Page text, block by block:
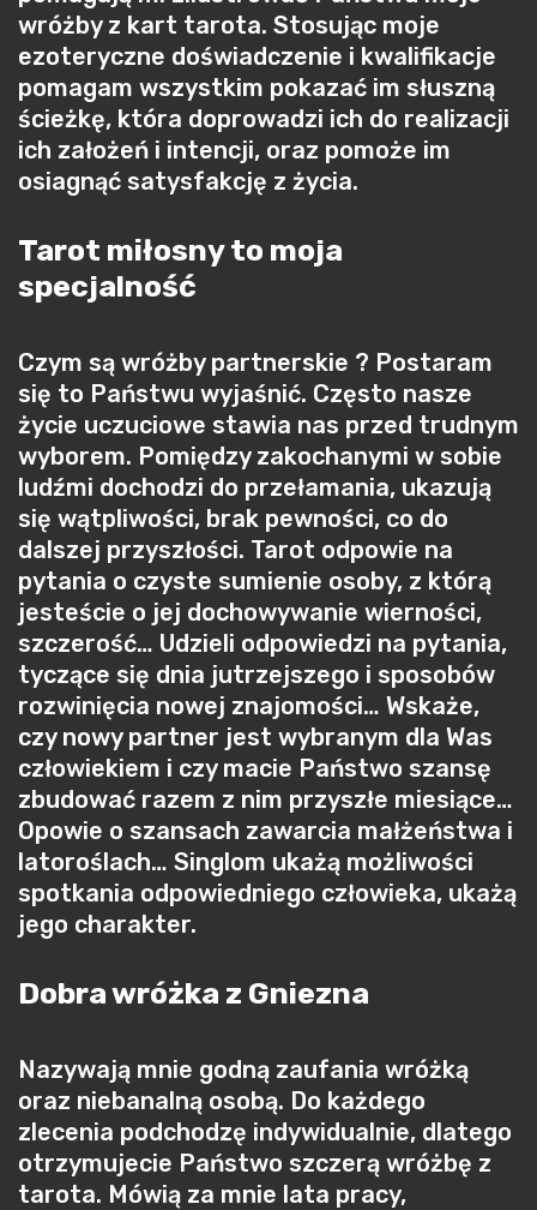
wróżby z kart tarota. Stosując moje
ezoteryczne doświadczenie i kwalifikacje
pomagam wszystkim pokazać im słuszną
ścieżkę, która doprowadzi ich do realizacji
ich założeń i intencji, oraz pomoże im
osiagnąć satysfakcję z życia.
Tarot miłosny to moja
specjalność
Czym są wróżby partnerskie ? Postaram
się to Państwu wyjaśnić. Często nasze
życie uczuciowe stawia nas przed trudnym
wyborem. Pomiędzy zakochanymi w sobie
ludźmi dochodzi do przełamania, ukazują
się wątpliwości, brak pewności, co do
dalszej przyszłości. Tarot odpowie na
pytania o czyste sumienie osoby, z którą
jesteście o jej dochowywanie wierności,
szczerość… Udzieli odpowiedzi na pytania,
tyczące się dnia jutrzejszego i sposobów
rozwinięcia nowej znajomości… Wskaże,
czy nowy partner jest wybranym dla Was
człowiekiem i czy macie Państwo szansę
zbudować razem z nim przyszłe miesiące…
Opowie o szansach zawarcia małżeństwa i
latoroślach… Singlom ukażą możliwości
spotkania odpowiedniego człowieka, ukażą
jego charakter.
Dobra wróżka z Gniezna
Nazywają mnie godną zaufania wróżką
oraz niebanalną osobą. Do każdego
zlecenia podchodzę indywidualnie, dlatego
otrzymujecie Państwo szczerą wróżbę z
tarota. Mówią za mnie lata pracy,